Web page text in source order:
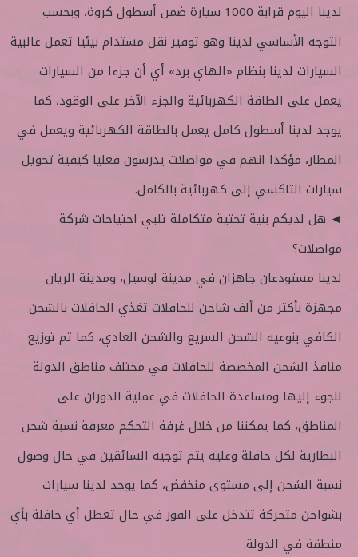
لدينا اليوم قرابة 1000 سيارة ضمن أسطول كروة، وبحسب
التوجه الأساسي لدينا وهو توفير نقل مستدام بيئيا تعمل غالبية
السيارات لدينا بنظام «الهاي برد» أي أن جزءا من السيارات
يعمل على الطاقة الكهربائية والجزء الآخر على الوقود، كما
يوجد لدينا أسطول كامل يعمل بالطاقة الكهربائية ويعمل في
المطار، مؤكدا انهم في مواصلات يدرسون فعليا كيفية تحويل
سيارات التاكسي إلى كهربائية بالكامل.
◄ هل لديكم بنية تحتية متكاملة تلبي احتياجات شركة
مواصلات؟
لدينا مستودعان جاهزان في مدينة لوسيل، ومدينة الريان
مجهزة بأكثر من ألف شاحن للحافلات تغذي الحافلات بالشحن
الكافي بنوعيه الشحن السريع والشحن العادي، كما تم توزيع
منافذ الشحن المخصصة للحافلات في مختلف مناطق الدولة
للجوء إليها ومساعدة الحافلات في عملية الدوران على
المناطق، كما يمكننا من خلال غرفة التحكم معرفة نسبة شحن
البطارية لكل حافلة وعليه يتم توجيه السائقين في حال وصول
نسبة الشحن إلى مستوى منخفض، كما يوجد لدينا سيارات
بشواحن متحركة تتدخل على الفور في حال تعطل أي حافلة بأي
منطقة في الدولة.